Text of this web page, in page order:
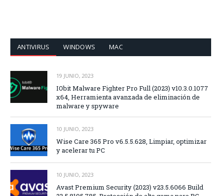
ANTIVIRUS WINDOWS MAC
19 JUNIO, 2023
IObit Malware Fighter Pro Full (2023) v10.3.0.1077
x64, Herramienta avanzada de eliminación de
malware y spyware
10 JUNIO, 2023
Wise Care 365 Pro v6.5.5.628, Limpiar, optimizar
y acelerar tu PC
10 JUNIO, 2023
Avast Premium Security (2023) v23.5.6066 Build